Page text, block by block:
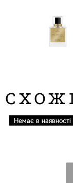
Немає в наявності